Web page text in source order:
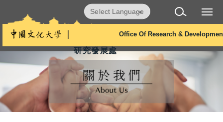
主
研究發展處
Office Of Research &
Translate